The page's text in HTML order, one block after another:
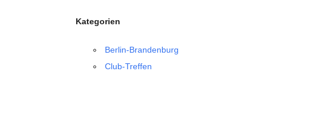
Kategorien
Berlin-Brandenburg
Club-Treffen